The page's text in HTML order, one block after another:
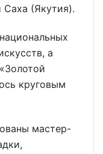
Саха (Якутия).
а
круговым
мастер-